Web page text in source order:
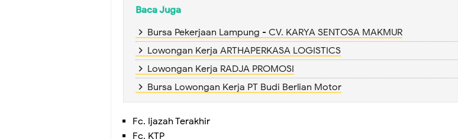
Baca Juga
Bursa Pekerjaan Lampung - CV. KARYA SENTOSA MAKMUR
Lowongan Kerja ARTHAPERKASA LOGISTICS
Lowongan Kerja RADJA PROMOSI
Bursa Lowongan Kerja PT Budi Berlian Motor
Fc. Ijazah Terakhir
Fc. KTP